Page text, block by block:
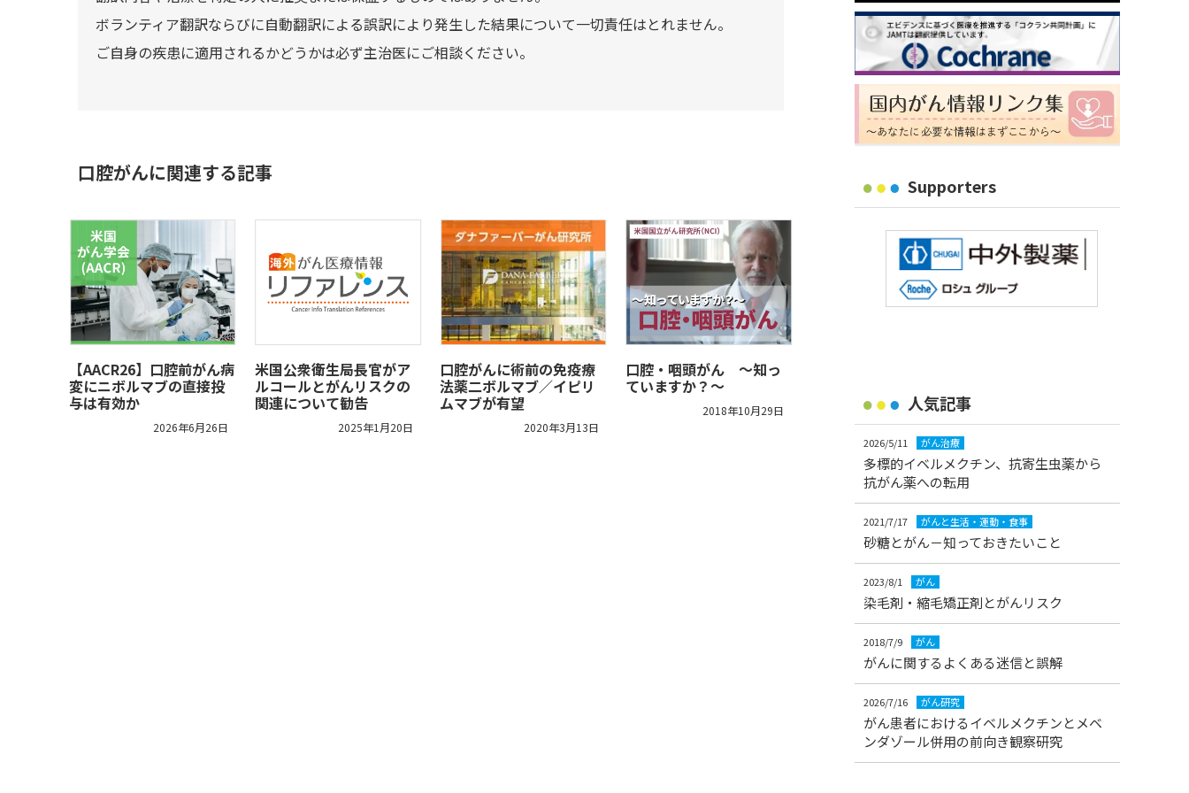
ボランティア翻訳ならびに自動翻訳による誤訳により発生した結果について一切責任はとれません。
ご自身の疾患に適用されるかどうかは必ず主治医にご相談ください。
口腔がんに関連する記事
【AACR26】口腔前がん病
変にニボルマブの直接投
与は有効か
2026年6月26日
米国公衆衛生局長官がア
ルコールとがんリスクの
関連について勧告
2025年1月20日
口腔がんに術前の免疫療
法薬二ボルマブ／イピリ
ムマブが有望
2020年3月13日
口腔・咽頭がん ～知っ
ていますか？～
2018年10月29日
Supporters
人気記事
2026/5/11 がん治療
多標的イベルメクチン、抗寄生虫薬から
抗がん薬への転用
2021/7/17 がんと生活・運動・食事
砂糖とがん－知っておきたいこと
2023/8/1 がん
染毛剤・縮毛矯正剤とがんリスク
2018/7/9 がん
がんに関するよくある迷信と誤解
2026/7/16 がん研究
がん患者におけるイベルメクチンとメベ
ンダゾール併用の前向き観察研究